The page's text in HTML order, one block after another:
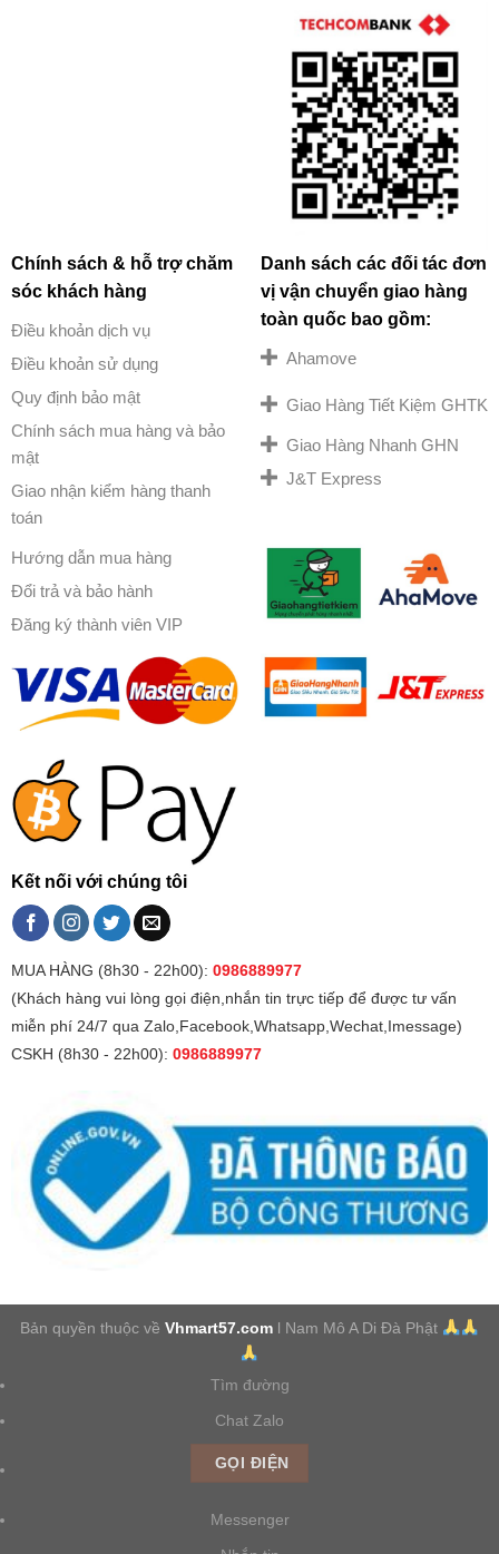
Chính sách & hỗ trợ chăm
sóc khách hàng
Điều khoản dịch vụ
Điều khoản sử dụng
Quy định bảo mật
Chính sách mua hàng và bảo
mật
Giao nhận kiểm hàng thanh
toán
Hướng dẫn mua hàng
Đổi trả và bảo hành
Đăng ký thành viên VIP
Danh sách các đối tác đơn
vị vận chuyển giao hàng
toàn quốc bao gồm:
Ahamove
Giao Hàng Tiết Kiệm GHTK
Giao Hàng Nhanh GHN
J&T Express
Kết nối với chúng tôi
MUA HÀNG (8h30 - 22h00): 0986889977
(Khách hàng vui lòng gọi điện,nhắn tin trực tiếp để được tư vấn
miễn phí 24/7 qua Zalo,Facebook,Whatsapp,Wechat,Imessage)
CSKH (8h30 - 22h00): 0986889977
Bản quyền thuộc vềVhmart57.com l Nam Mô A Di Đà Phật
Tìm đường
Chat Zalo
GỌI ĐIỆN
Messenger